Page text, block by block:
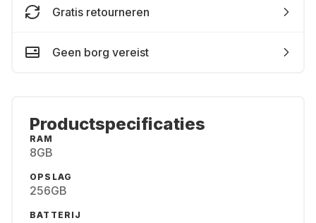
Gratis retourneren
Geen borg vereist
Productspecificaties
RAM
8GB
OPSLAG
256GB
BATTERIJ